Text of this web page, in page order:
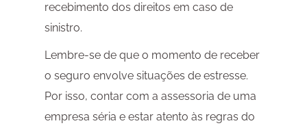
recebimento dos direitos em caso de
sinistro.
Lembre-se de que o momento de receber
o seguro envolve situações de estresse.
Por isso, contar com a assessoria de uma
empresa séria e estar atento às regras do